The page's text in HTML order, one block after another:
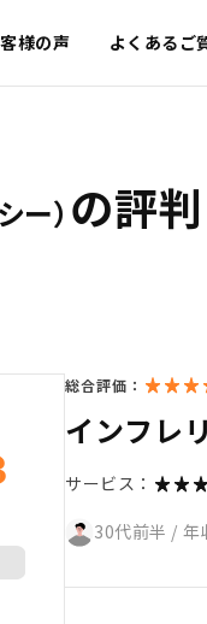
様の声 よくあるご
ー） の評判
総合評価：
インフレ
サービス：
30代前半 / 年